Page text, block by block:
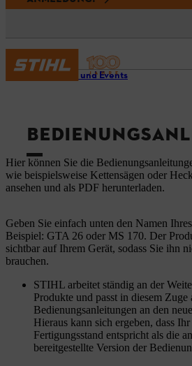
Service und Events
Hier können Sie die
wie beispielsweise Kettensägen oder
ansehen und als PDF herunterladen.
Geben Sie einfach unten den Namen
Beispiel: GTA 26 oder MS 170. Der
sichtbar auf Ihrem Gerät, sodass Sie ihn
brauchen.
STIHL arbeitet ständig an der
Produkte und passt in diesem Zuge
Bedienungsanleitungen an den
Hieraus kann sich ergeben, dass
Fertigungsstand entspricht als die
bereitgestellte Version der